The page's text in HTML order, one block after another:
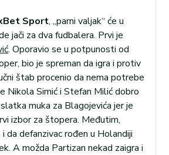
Sport, „parni valjak“ će u
jači za dva fudbalera. Prvi je
. Oporavio se u potpunosti od
bio je spreman da igra i protiv
štab procenio da nema potrebe
Nikola Simić i Stefan Milić dobro
muka za Blagojevića jer je
izbor za štopera. Međutim,
da defanzivac rođen u Holandiji
A možda Partizan nekad zaigra i